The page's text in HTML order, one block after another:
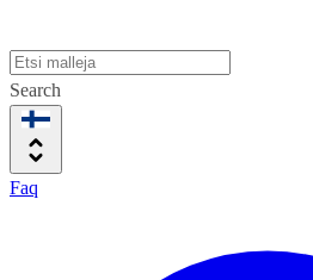
Search
Faq